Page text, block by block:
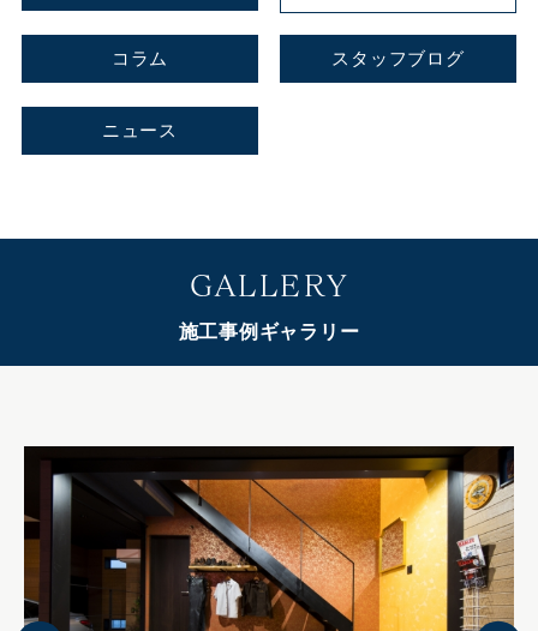
コラム スタッフブログ
ニュース
GALLERY
施工事例ギャラリー